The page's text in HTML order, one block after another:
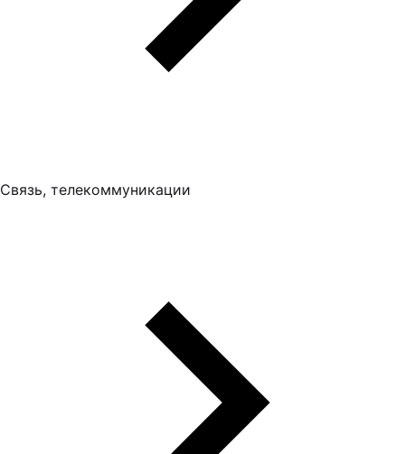
Связь, телекоммуникации